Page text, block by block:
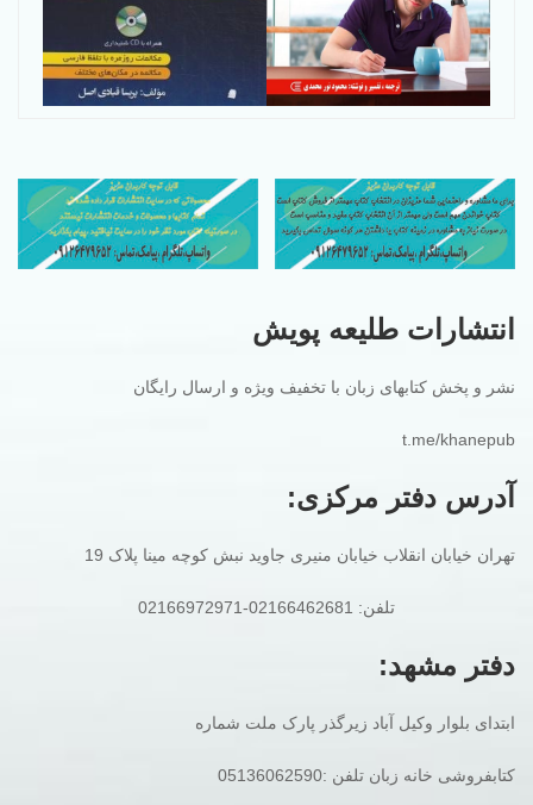
انتشارات طلیعه پویش
نشر و پخش کتابهای زبان با تخفیف ویژه و ارسال رایگان
t.me/khanepub
آدرس دفتر مرکزی:
تهران خیابان انقلاب خیابان منیری جاوید نبش کوچه مینا پلاک 19
تلفن: 02166462681-02166972971
دفتر مشهد:
ابتدای بلوار وکیل آباد زیرگذر پارک ملت شماره
کتابفروشی خانه زبان تلفن :05136062590